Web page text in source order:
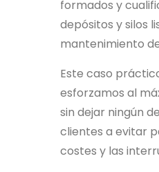
formados y
depósitos y silos
mantenimiento
Este caso
esforzamos al
sin dejar ningún
clientes a evitar
costes y las